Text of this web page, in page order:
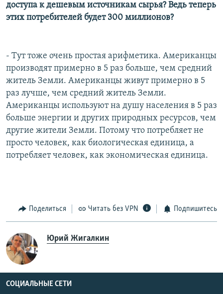
доступа к дешевым источникам сырья? Ведь теперь
этих потребителей будет 300 миллионов?
- Тут тоже очень простая арифметика. Американцы
производят примерно в 5 раз больше, чем средний
житель Земли. Американцы живут примерно в 5
раз лучше, чем средний житель Земли.
Американцы используют на душу населения в 5 раз
больше энергии и других природных ресурсов, чем
другие жители Земли. Потому что потребляет не
просто человек, как биологическая единица, а
потребляет человек, как экономическая единица.
Поделиться Читать без VPN Подпишитесь
Юрий Жигалкин
СОЦИАЛЬНЫЕ СЕТИ